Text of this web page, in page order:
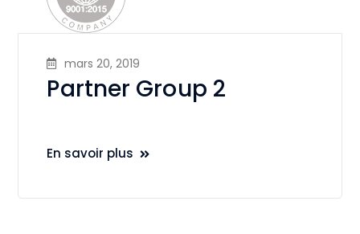
mars 20, 2019
Partner Group 2
En savoir plus